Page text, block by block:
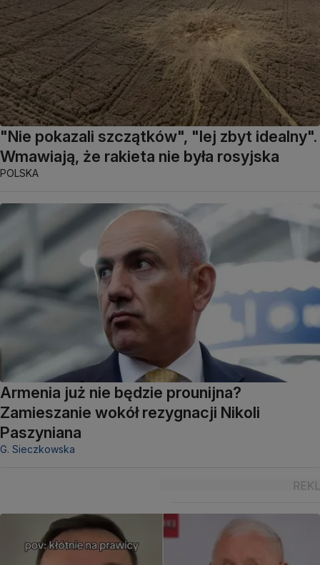
"Nie pokazali szczątków", "lej zbyt idealny".
Wmawiają, że rakieta nie była rosyjska
POLSKA
Armenia już nie będzie prounijna?
Zamieszanie wokół rezygnacji Nikoli
Paszyniana
G. Sieczkowska